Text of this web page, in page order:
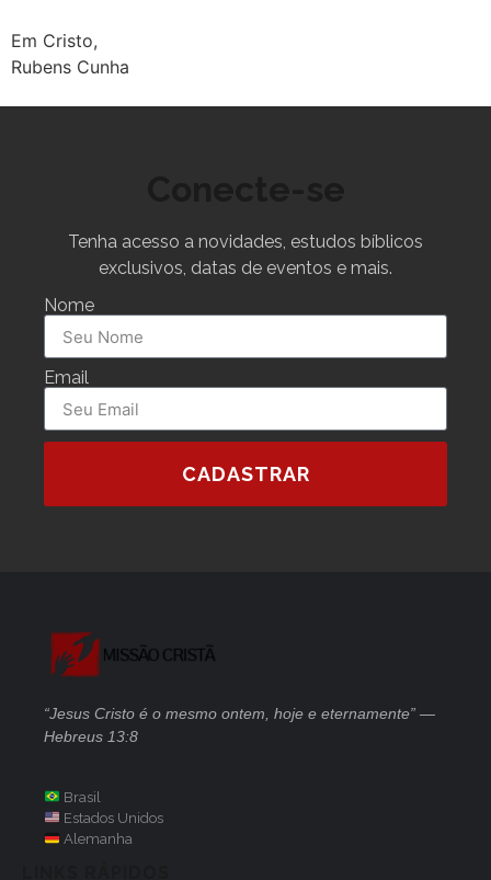
Em Cristo,
Rubens Cunha
Tenha acesso a novidades, estudos bíblicos
exclusivos, datas de eventos e mais.
Nome
Email
CADASTRAR
“Jesus Cristo é o mesmo ontem, hoje e eternamente” —
Hebreus 13:8
Brasil
Estados Unidos
Alemanha